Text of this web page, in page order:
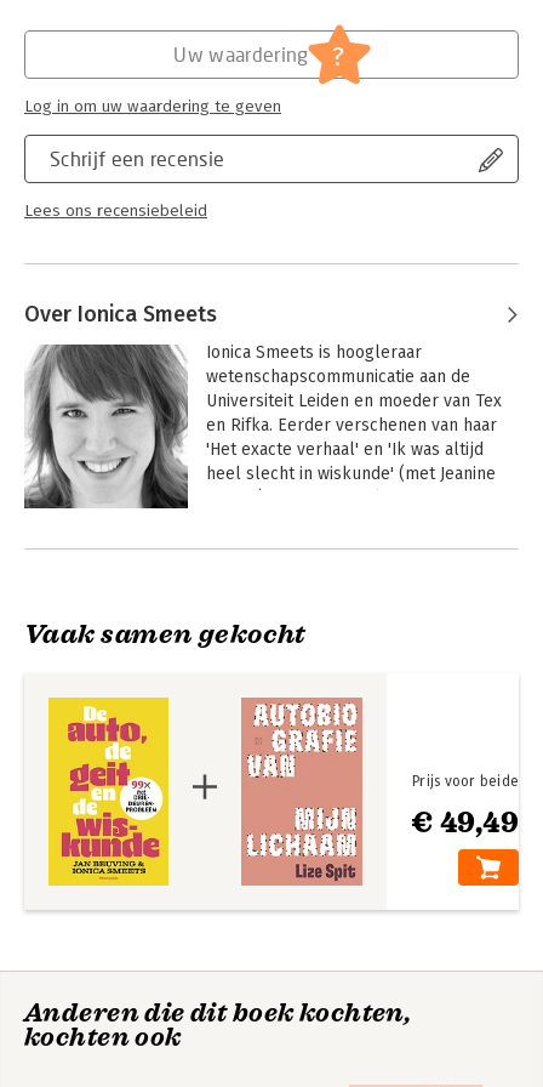
Literatuur en romans
Schrijf een recensie
Lees ons recensiebeleid
Uw waardering ?
Log in om uw waardering te geven
Over Ionica Smeets
Ionica Smeets is hoogleraar
wetenschapscommunicatie aan de
Universiteit Leiden en moeder van Tex
en Rifka. Eerder verschenen van haar
'Het exacte verhaal' en 'Ik was altijd
heel slecht in wiskunde' (met Jeanine
Andere boeken door Ionica Smeets
Zoete kinderen
eten geen suiker
Rekenen voor je
leven
Vaak samen gekocht
€ 49,49
Prijs voor beide
Anderen die dit boek kochten,
kochten ook